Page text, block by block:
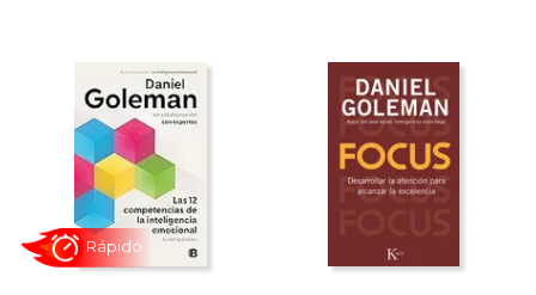
Rápido Rápido